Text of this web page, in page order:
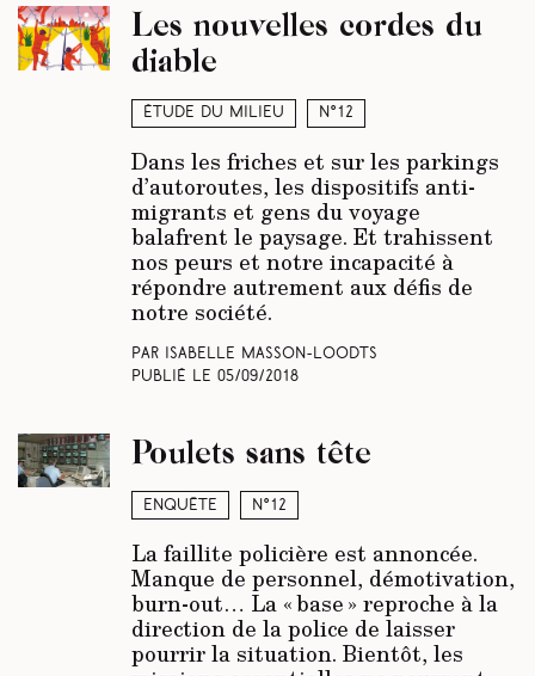
Étude du milieu N°12
Les nouvelles cordes du
diable
Dans les friches et sur les parkings
d’autoroutes, les dispositifs anti-
migrants et gens du voyage
balafrent le paysage. Et trahissent
nos peurs et notre incapacité à
répondre autrement aux défis de
notre société.
Par Isabelle Masson-Loodts
Publié le 05/09/2018
Enquête N°12
Poulets sans tête
La faillite policière est annoncée.
Manque de personnel, démotivation,
burn-out… La « base » reproche à la
direction de la police de laisser
pourrir la situation. Bientôt, les